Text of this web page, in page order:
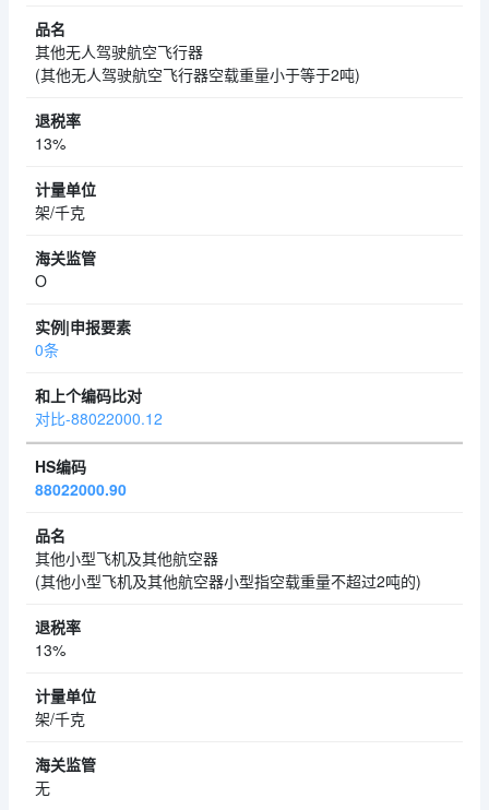
其他无人驾驶航空飞行器
(其他无人驾驶航空飞行器空载重量小于等于2吨)
13%
架/千克
O
0条
对比-88022000.12
88022000.90
其他小型飞机及其他航空器
(其他小型飞机及其他航空器小型指空载重量不超过2吨的)
13%
架/千克
无